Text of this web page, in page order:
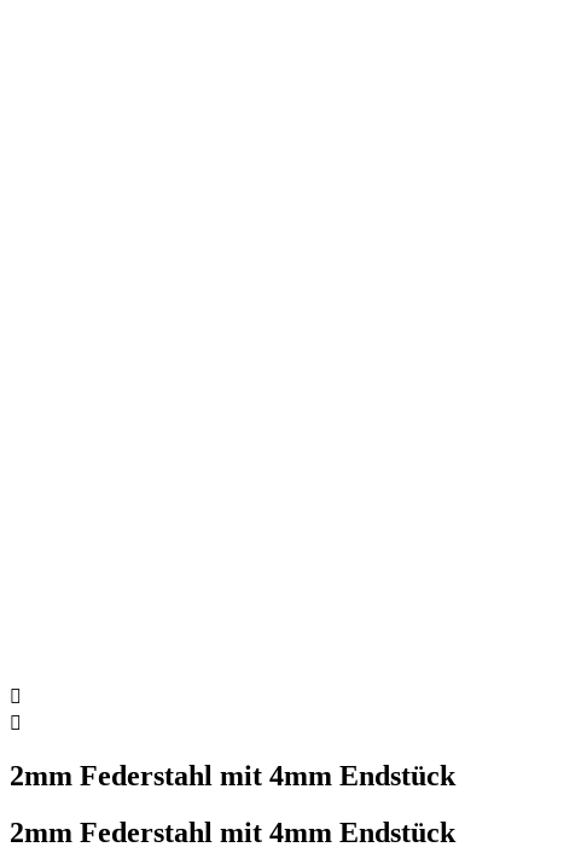


2mm Federstahl mit 4mm Endstück
2mm Federstahl mit 4mm Endstück